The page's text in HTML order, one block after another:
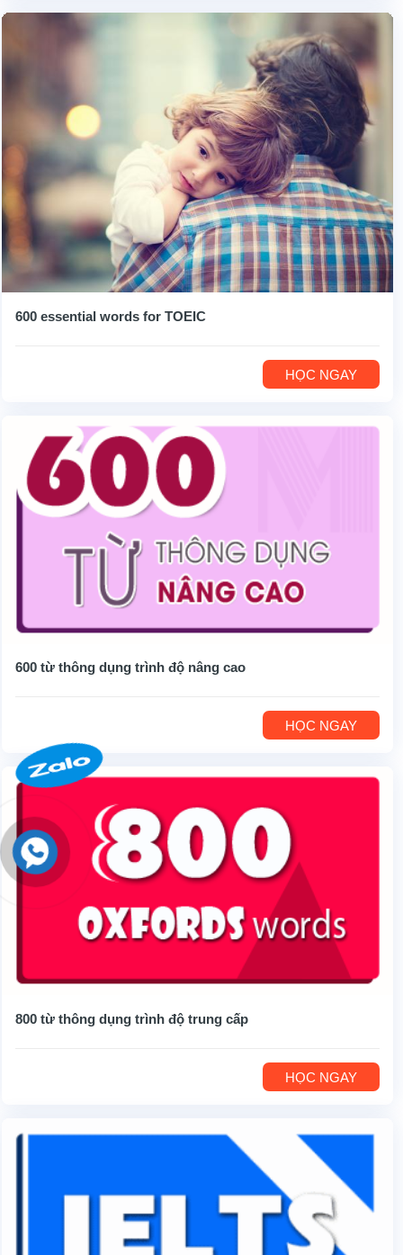
600 essential words for TOEIC
HỌC NGAY
600 từ thông dụng trình độ nâng cao
HỌC NGAY
800 từ thông dụng trình độ trung cấp
HỌC NGAY